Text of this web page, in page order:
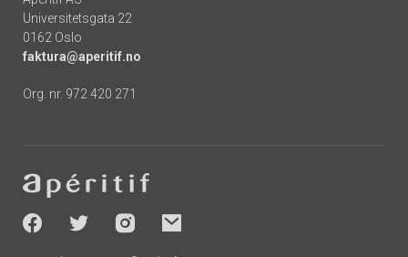
Universitetsgata 22
0162 Oslo
faktura@aperitif.no
Org. nr. 972 420 271
-
socials